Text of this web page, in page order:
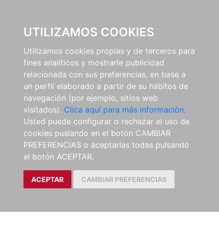
UTILIZAMOS COOKIES
Utilizamos cookies propias y de terceros para
fines analíticos y mostrarle publicidad
relacionada con sus preferencias, en base a
un perfil elaborado a partir de su hábitos de
navegación (por ejemplo, sitios web
visitados). Clica aquí para más información.
Usted puede configurar o rechazar el uso de
cookies puslando en el botón CAMBIAR
PREFERENCIAS o aceptarlas todas pulsando
el botón ACEPTAR.
ACEPTAR CAMBIAR PREFERENCIAS